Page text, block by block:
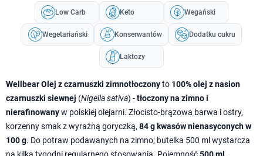
Low Carb Keto Wegański
Wegetariański Konserwantów Dodatku cukru
Laktozy
Wellbear Olej z czarnuszki zimnotłoczonyto 100% olej z nasion
czarnuszki siewnej (Nigella sativa) -tłoczony na zimno i
nierafinowanyw polskiej olejarni. Złocisto-brązowa barwa i ostry,
korzenny smak z wyraźną goryczką, 84 g kwasów nienasyconych w
100 g. Do potraw podawanych na zimno; butelka 500 ml wystarcza
na kilka tygodni regularnego stosowania. Pojemność500 ml .